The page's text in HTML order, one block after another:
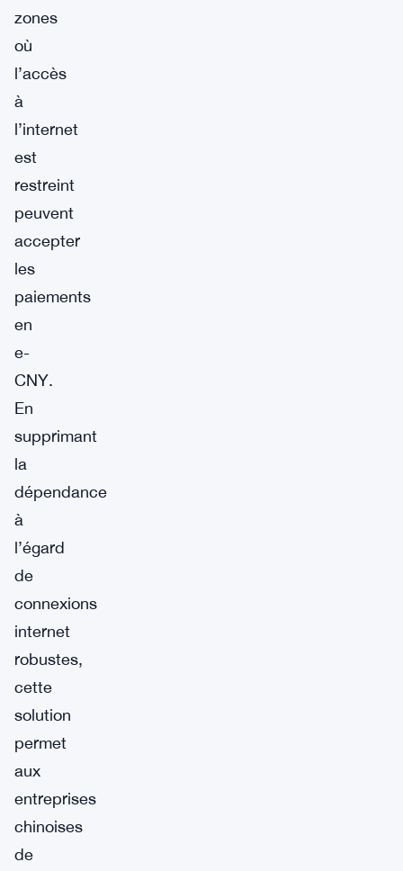
zones
où
l’accès
à
l’internet
est
restreint
peuvent
accepter
les
paiements
en
e-
CNY.
En
supprimant
la
dépendance
à
l’égard
de
connexions
internet
robustes,
cette
solution
permet
aux
entreprises
chinoises
de